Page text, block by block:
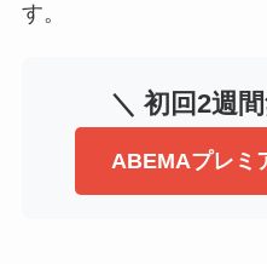
す。
＼ 初回2週
ABEMAプレミ